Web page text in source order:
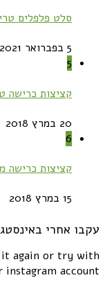
סלט פלפלים
5 בפברואר 2021
5
קציצות כרישה
20 במרץ 2018
6
קציצות כרישה
15 במרץ 2018
עקבו אחרי
it again or try with
instagram account.